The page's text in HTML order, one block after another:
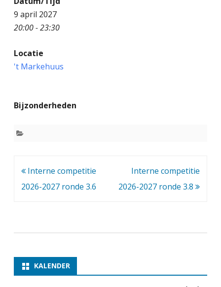
o
r
o
i
9 april 2027
20:00 - 23:30
Locatie
't Markehuus
Bijzonderheden
Bericht
navigatie
Interne competitie
2026-2027 ronde 3.6
Interne competitie
2026-2027 ronde 3.8
KALENDER